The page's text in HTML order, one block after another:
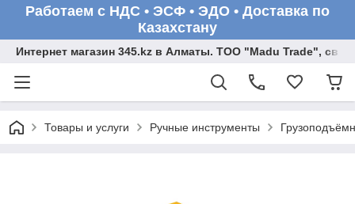
Работаем с НДС • ЭСФ • ЭДО • Доставка по
Казахстану
Интернет магазин 345.kz в Алматы. ТОО "Madu Trade",
Товары и услуги Ручные инструменты